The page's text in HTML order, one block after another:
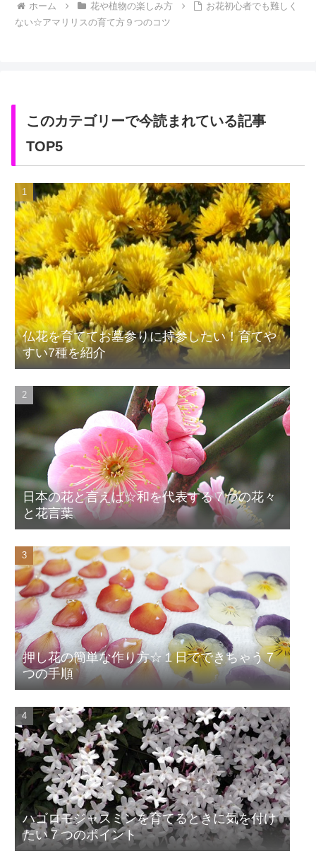
ホーム 花や植物の楽しみ方
お花初心者でも難しく
ない☆アマリリスの育て方９つのコツ
このカテゴリーで今読まれている記事
TOP5
仏花を育ててお墓参りに持参したい！育てや
すい7種を紹介
日本の花と言えば☆和を代表する７つの花々
と花言葉
押し花の簡単な作り方☆１日でできちゃう７
つの手順
ハゴロモジャスミンを育てるときに気を付け
たい７つのポイント